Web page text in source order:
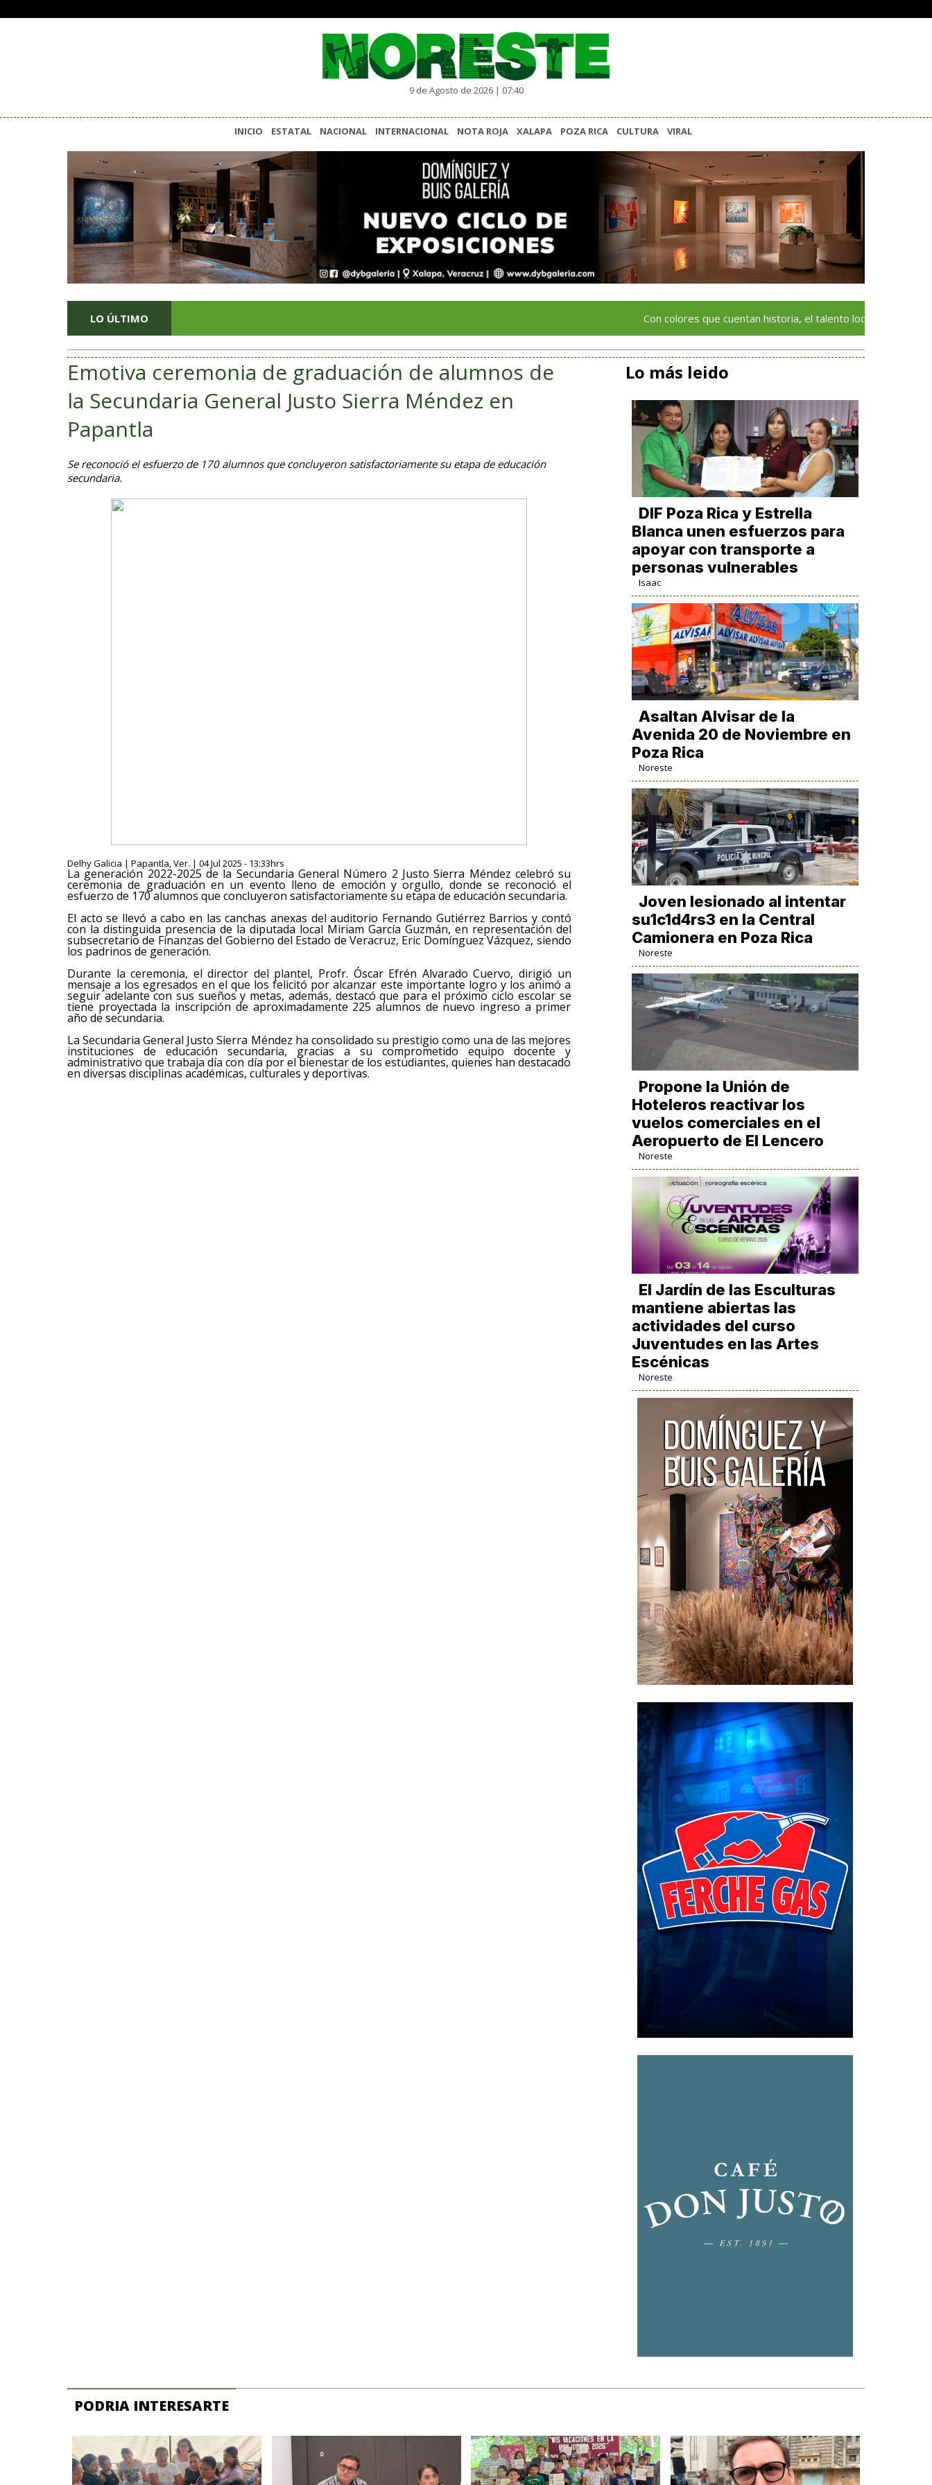
9 de Agosto de 2026 | 07:40
INICIO ESTATAL NACIONAL INTERNACIONAL NOTA ROJA XALAPA POZA RICA CULTURA VIRAL
LO ÚLTIMO Con colores que cuentan historia, el talento local deja huella en el
Emotiva ceremonia de graduación de alumnos de
la Secundaria General Justo Sierra Méndez en
Papantla
Se reconoció el esfuerzo de 170 alumnos que concluyeron satisfactoriamente su etapa de educación
secundaria.
Delhy Galicia | Papantla, Ver. | 04 Jul 2025 - 13:33hrs
La generación 2022-2025 de la Secundaria General Número 2 Justo Sierra Méndez celebró su
ceremonia de graduación en un evento lleno de emoción y orgullo, donde se reconoció el
esfuerzo de 170 alumnos que concluyeron satisfactoriamente su etapa de educación secundaria.
El acto se llevó a cabo en las canchas anexas del auditorio Fernando Gutiérrez Barrios y contó
con la distinguida presencia de la diputada local Miriam García Guzmán, en representación del
subsecretario de Finanzas del Gobierno del Estado de Veracruz, Eric Domínguez Vázquez, siendo
los padrinos de generación.
Durante la ceremonia, el director del plantel, Profr. Óscar Efrén Alvarado Cuervo, dirigió un
mensaje a los egresados en el que los felicitó por alcanzar este importante logro y los animó a
seguir adelante con sus sueños y metas, además, destacó que para el próximo ciclo escolar se
tiene proyectada la inscripción de aproximadamente 225 alumnos de nuevo ingreso a primer
año de secundaria.
La Secundaria General Justo Sierra Méndez ha consolidado su prestigio como una de las mejores
instituciones de educación secundaria, gracias a su comprometido equipo docente y
administrativo que trabaja día con día por el bienestar de los estudiantes, quienes han destacado
en diversas disciplinas académicas, culturales y deportivas.
Lo más leido
DIF Poza Rica y Estrella
Blanca unen esfuerzos para
apoyar con transporte a
personas vulnerables
Isaac
Asaltan Alvisar de la
Avenida 20 de Noviembre en
Poza Rica
Noreste
Joven lesionado al intentar
su1c1d4rs3 en la Central
Camionera en Poza Rica
Noreste
Propone la Unión de
Hoteleros reactivar los
vuelos comerciales en el
Aeropuerto de El Lencero
Noreste
El Jardín de las Esculturas
mantiene abiertas las
actividades del curso
Juventudes en las Artes
Escénicas
Noreste
PODRIA INTERESARTE